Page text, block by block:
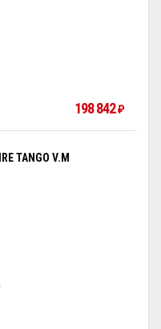
198 842₽
TANGO V.M